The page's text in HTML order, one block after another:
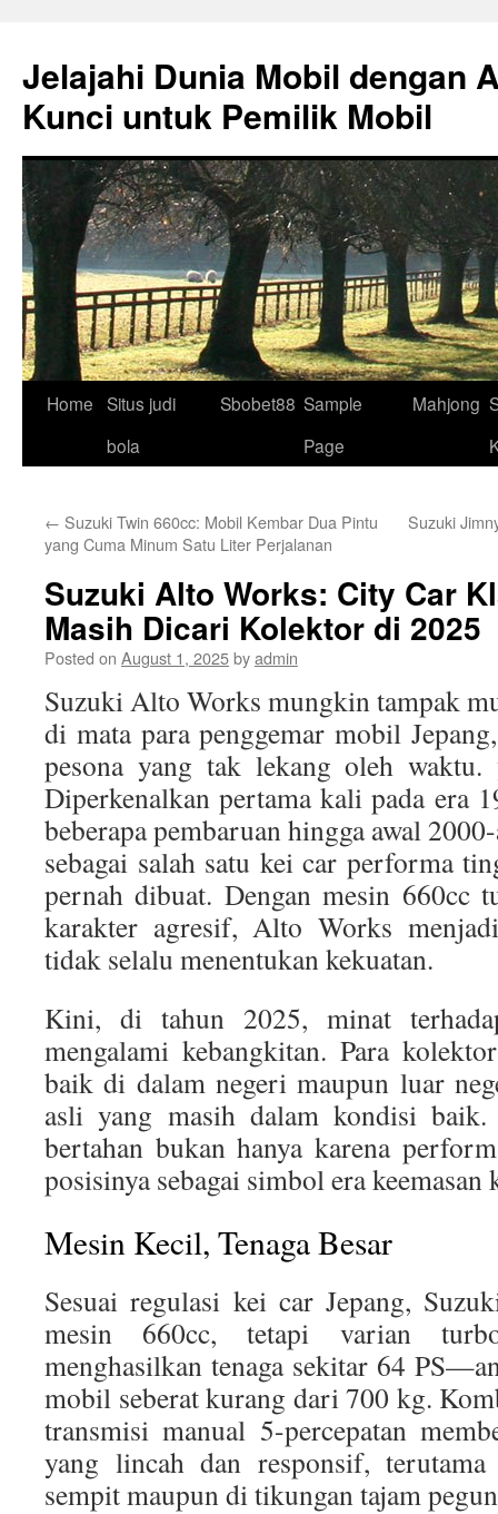
content
Jelajahi Dunia Mobil dengan
Kunci untuk Pemilik Mobil
Home Situs judi
bola
Sbobet88 Sample
Page
Mahjong
← Suzuki Twin 660cc: Mobil Kembar Dua Pintu
yang Cuma Minum Satu Liter Perjalanan
Suzuki
Suzuki Alto Works: City Car
Masih Dicari Kolektor di 2025
Posted on August 1, 2025byadmin
Suzuki Alto Works mungkin tampak
di mata para penggemar mobil
pesona yang tak lekang oleh waktu.
Diperkenalkan pertama kali pada era
beberapa pembaruan hingga awal
sebagai salah satu kei car performa
pernah dibuat. Dengan mesin 660cc
karakter agresif, Alto Works
tidak selalu menentukan kekuatan.
Kini, di tahun 2025, minat
mengalami kebangkitan. Para
baik di dalam negeri maupun luar
asli yang masih dalam kondisi
bertahan bukan hanya karena
posisinya sebagai simbol era keemasan
Mesin Kecil, Tenaga Besar
Sesuai regulasi kei car Jepang,
mesin 660cc, tetapi varian
menghasilkan tenaga sekitar 64
mobil seberat kurang dari 700 kg.
transmisi manual 5-percepatan
yang lincah dan responsif,
sempit maupun di tikungan tajam